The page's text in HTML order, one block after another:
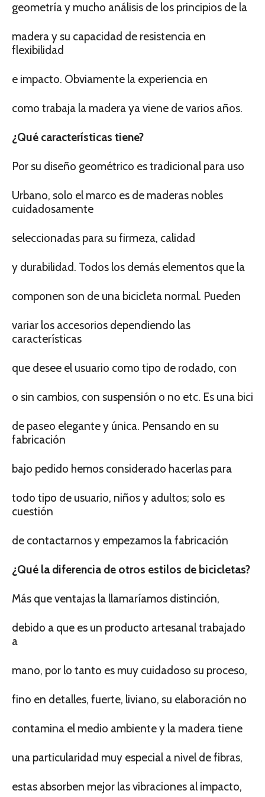
geometría y mucho análisis de los principios de la
madera y su capacidad de resistencia en
flexibilidad
e impacto. Obviamente la experiencia en
como trabaja la madera ya viene de varios años.
¿Qué características tiene?
Por su diseño geométrico es tradicional para uso
Urbano, solo el marco es de maderas nobles
cuidadosamente
seleccionadas para su firmeza, calidad
y durabilidad. Todos los demás elementos que la
componen son de una bicicleta normal. Pueden
variar los accesorios dependiendo las
características
que desee el usuario como tipo de rodado, con
o sin cambios, con suspensión o no etc. Es una bici
de paseo elegante y única. Pensando en su
fabricación
bajo pedido hemos considerado hacerlas para
todo tipo de usuario, niños y adultos; solo es
cuestión
de contactarnos y empezamos la fabricación
¿Qué la diferencia de otros estilos de bicicletas?
Más que ventajas la llamaríamos distinción,
debido a que es un producto artesanal trabajado
a
mano, por lo tanto es muy cuidadoso su proceso,
fino en detalles, fuerte, liviano, su elaboración no
contamina el medio ambiente y la madera tiene
una particularidad muy especial a nivel de fibras,
estas absorben mejor las vibraciones al impacto,